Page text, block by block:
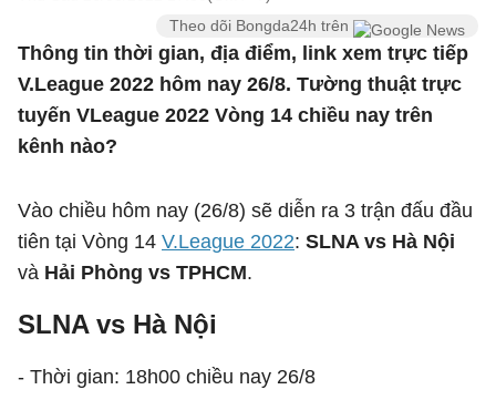
Theo dõi Bongda24h trên
Thông tin thời gian, địa điểm, link xem trực tiếp
V.League 2022 hôm nay 26/8. Tường thuật trực
tuyến VLeague 2022 Vòng 14 chiều nay trên
kênh nào?
Vào chiều hôm nay (26/8) sẽ diễn ra 3 trận đấu đầu
tiên tại Vòng 14 V.League 2022: SLNA vs Hà Nội
và Hải Phòng vs TPHCM.
SLNA vs Hà Nội
- Thời gian: 18h00 chiều nay 26/8